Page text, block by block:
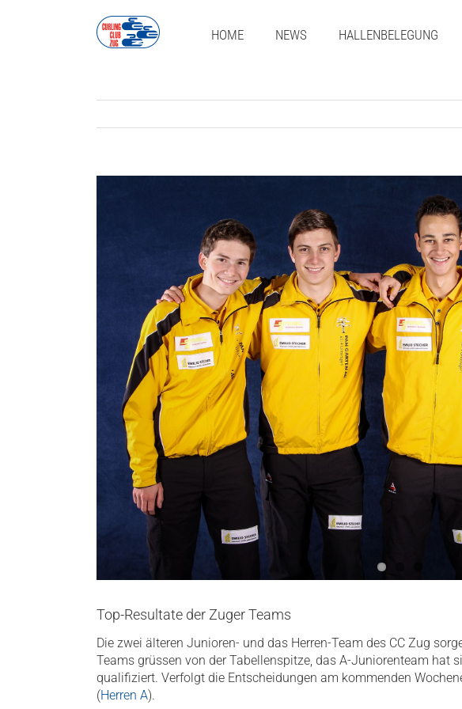
HOME NEWS HALLENBELEGUNG
Top-Resultate der Zuger Teams
Die zwei älteren Junioren- und das Herren-Team des CC Zug
Teams grüssen von der Tabellenspitze, das A-Juniorenteam hat
qualifiziert. Verfolgt die Entscheidungen am kommenden
(Herren A).